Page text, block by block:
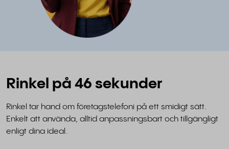
Rinkel på 46 sekunder
Rinkel tar hand om företagstelefoni på ett smidigt sätt.
Enkelt att använda, alltid anpassningsbart och tillgängligt
enligt dina ideal.